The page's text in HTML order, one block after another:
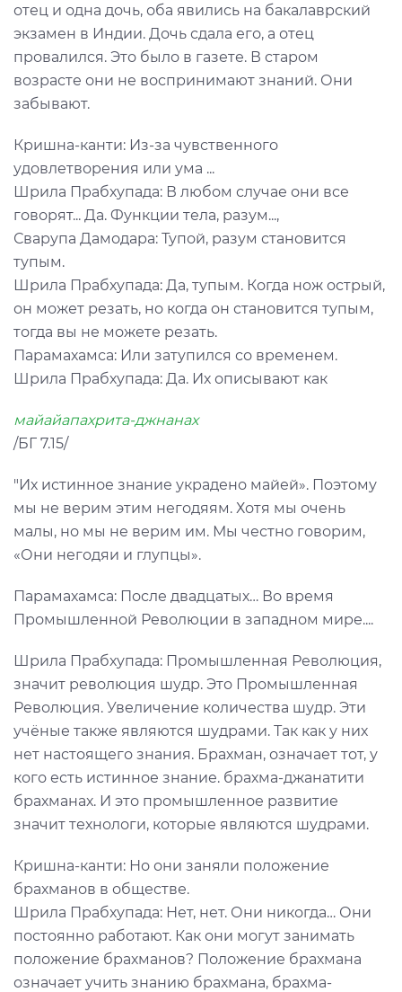
отец и одна дочь, оба явились на бакалаврский
экзамен в Индии. Дочь сдала его, а отец
провалился. Это было в газете. В старом
возрасте они не воспринимают знаний. Они
забывают.
Кришна-канти: Из-за чувственного
удовлетворения или ума ...
Шрила Прабхупада: В любом случае они все
говорят... Да. Функции тела, разум...,
Сварупа Дамодара: Тупой, разум становится
тупым.
Шрила Прабхупада: Да, тупым. Когда нож острый,
он может резать, но когда он становится тупым,
тогда вы не можете резать.
Парамахамса: Или затупился со временем.
Шрила Прабхупада: Да. Их описывают как
майайапахрита-джнанах
/БГ 7.15/
"Их истинное знание украдено майей». Поэтому
мы не верим этим негодяям. Хотя мы очень
малы, но мы не верим им. Мы честно говорим,
«Они негодяи и глупцы».
Парамахамса: После двадцатых… Во время
Промышленной Революции в западном мире....
Шрила Прабхупада: Промышленная Революция,
значит революция шудр. Это Промышленная
Революция. Увеличение количества шудр. Эти
учёные также являются шудрами. Так как у них
нет настоящего знания. Брахман, означает тот, у
кого есть истинное знание. брахма-джанатити
брахманах. И это промышленное развитие
значит технологи, которые являются шудрами.
Кришна-канти: Но они заняли положение
брахманов в обществе.
Шрила Прабхупада: Нет, нет. Они никогда… Они
постоянно работают. Как они могут занимать
положение брахманов? Положение брахмана
означает учить знанию брахмана, брахма-